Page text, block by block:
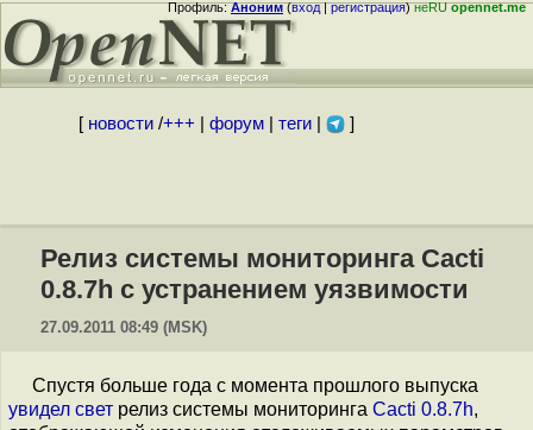
Профиль:Аноним(вход|регистрация)неRUopennet.me
[ новости/+++ форум| теги| ]
Релиз системы мониторинга Cacti
0.8.7h с устранением уязвимости
27.09.2011 08:49 (MSK)
Спустя больше года с момента прошлого выпуска
увидел свет релиз системы мониторинга Cacti 0.8.7h,